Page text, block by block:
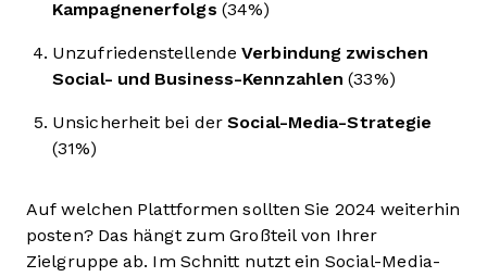
Kampagnenerfolgs (34%)
UnzufriedenstellendeVerbindung zwischen
Social- und Business-Kennzahlen (33%)
Unsicherheit bei derSocial-Media-Strategie
(31%)
Auf welchen Plattformen sollten Sie 2024 weiterhin
posten? Das hängt zum Großteil von Ihrer
Zielgruppe ab. Im Schnitt nutzt ein Social-Media-